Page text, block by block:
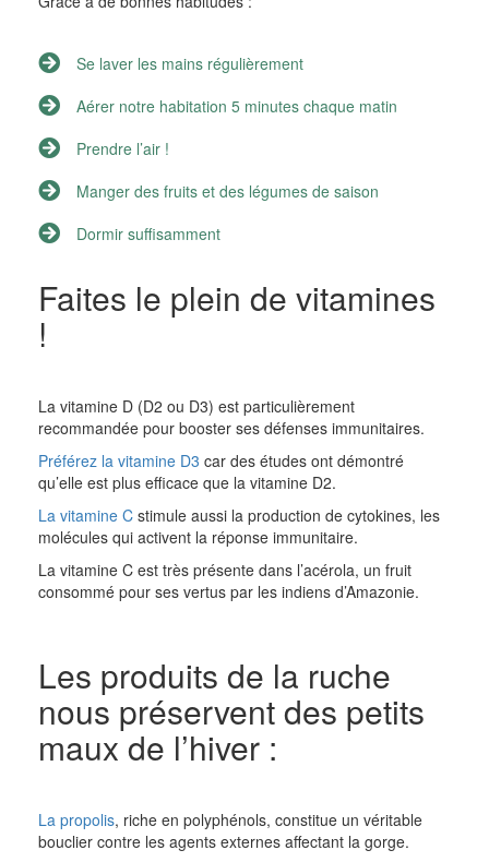
Se laver les mains régulièrement
Aérer notre habitation 5 minutes chaque matin
Prendre l’air !
Manger des fruits et des légumes de saison
Dormir suffisamment
Faites le plein de vitamines
!
La vitamine D (D2 ou D3) est particulièrement
recommandée pour booster ses défenses immunitaires.
Préférez la vitamine D3 car des études ont démontré
qu’elle est plus efficace que la vitamine D2.
La vitamine C stimule aussi la production de cytokines, les
molécules qui activent la réponse immunitaire.
La vitamine C est très présente dans l’acérola, un fruit
consommé pour ses vertus par les indiens d’Amazonie.
Les produits de la ruche
nous préservent des petits
maux de l’hiver :
La propolis, riche en polyphénols, constitue un véritable
bouclier contre les agents externes affectant la gorge.